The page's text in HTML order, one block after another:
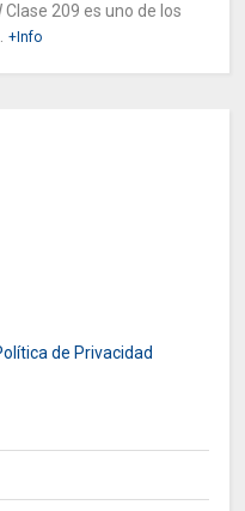
209 es uno de los
+Info
de Privacidad